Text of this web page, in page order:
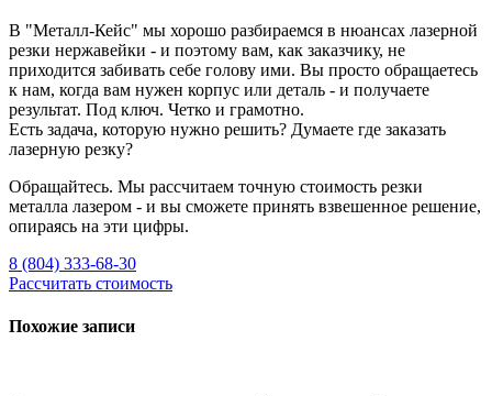
В "Металл-Кейс" мы хорошо разбираемся в нюансах лазерной
резки нержавейки - и поэтому вам, как заказчику, не
приходится забивать себе голову ими. Вы просто обращаетесь
к нам, когда вам нужен корпус или деталь - и получаете
результат. Под ключ. Четко и грамотно.
Есть задача, которую нужно решить? Думаете где заказать
лазерную резку?
Обращайтесь. Мы рассчитаем точную стоимость резки
металла лазером - и вы сможете принять взвешенное решение,
опираясь на эти цифры.
8 (804) 333-68-30
Рассчитать стоимость
Похожие записи